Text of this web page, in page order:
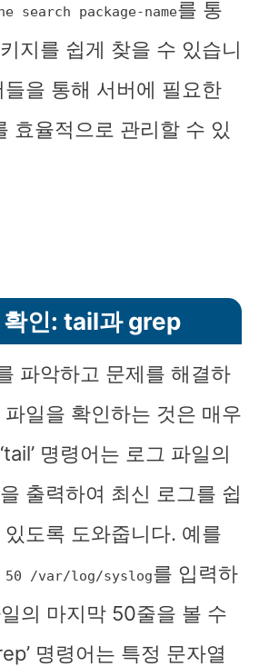
search package-name를 통
지를 쉽게 찾을 수 있습니
들을 통해 서버에 필요한
효율적으로 관리할 수 있
확인: tail과 grep
파악하고 문제를 해결하
일을 확인하는 것은 매우
명령어는 로그 파일의
출력하여 최신 로그를 쉽
도록 도와줍니다. 예를
/var/log/syslog를 입력하
의 마지막 50줄을 볼 수
명령어는 특정 문자열